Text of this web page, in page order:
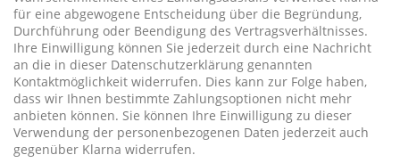
für eine abgewogene Entscheidung über die Begründung,
Durchführung oder Beendigung des Vertragsverhältnisses.
Ihre Einwilligung können Sie jederzeit durch eine Nachricht
an die in dieser Datenschutzerklärung genannten
Kontaktmöglichkeit widerrufen. Dies kann zur Folge haben,
dass wir Ihnen bestimmte Zahlungsoptionen nicht mehr
anbieten können. Sie können Ihre Einwilligung zu dieser
Verwendung der personenbezogenen Daten jederzeit auch
gegenüber Klarna widerrufen.